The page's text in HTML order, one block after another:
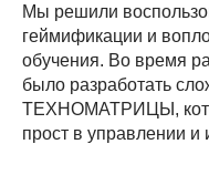
Мы решили
геймификации и
обучения. Во время
было разработать
ТЕХНОМАТРИЦЫ,
прост в управлении